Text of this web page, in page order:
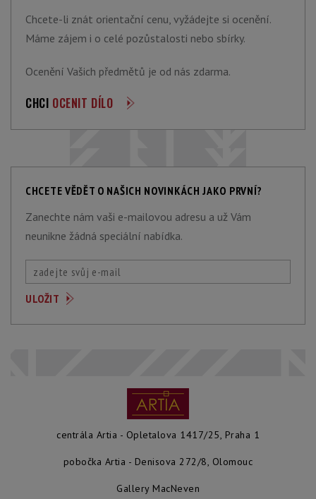
Chcete-li znát orientační cenu, vyžádejte si ocenění.
Máme zájem i o celé pozůstalosti nebo sbírky.
Ocenění Vašich předmětů je od nás zdarma.
CHCI OCENIT DÍLO
CHCETE VĚDĚT O NAŠICH NOVINKÁCH JAKO PRVNÍ?
Zanechte nám vaši e-mailovou adresu a už Vám
neunikne žádná speciální nabídka.
centrála Artia - Opletalova 1417/25, Praha 1
pobočka Artia - Denisova 272/8, Olomouc
Gallery MacNeven